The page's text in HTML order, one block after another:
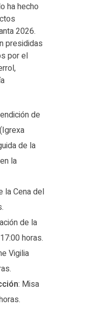
ha hecho
2026.
presididas
por el
de
de la
la
la Cena del
de la
horas.​
Vigilia
: Misa